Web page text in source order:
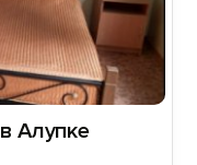
Алупке